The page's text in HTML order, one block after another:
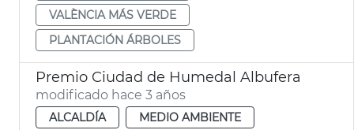
VALÈNCIA MÁS VERDE
PLANTACIÓN ÁRBOLES
Premio Ciudad de Humedal Albufera
modificado hace 3 años
ALCALDÍA
MEDIO AMBIENTE